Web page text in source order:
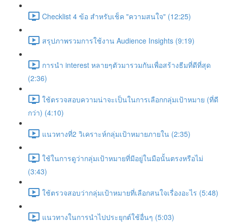
Checklist 4 ข้อ สำหรับเช็ค "ความสนใจ" (12:25)
สรุปภาพรวมการใช้งาน Audience Insights (9:19)
การนำ interest หลายๆตัวมารวมกันเพื่อสร้างธีมที่ดีที่สุด
(2:36)
ใช้ตรวจสอบความน่าจะเป็นในการเลือกกลุ่มเป้าหมาย (ที่ดี
กว่า) (4:10)
แนวทางที่2 วิเคราะห์กลุ่มเป้าหมายภายใน (2:35)
ใช้ในการดูว่ากลุ่มเป้าหมายที่มีอยู่ในมือนั้นตรงหรือไม่
(3:43)
ใช้ตรวจสอบว่ากลุ่มเป้าหมายที่เลือกสนใจเรื่องอะไร (5:48)
แนวทางในการนำไปประยุกต์ใช้อื่นๆ (5:03)